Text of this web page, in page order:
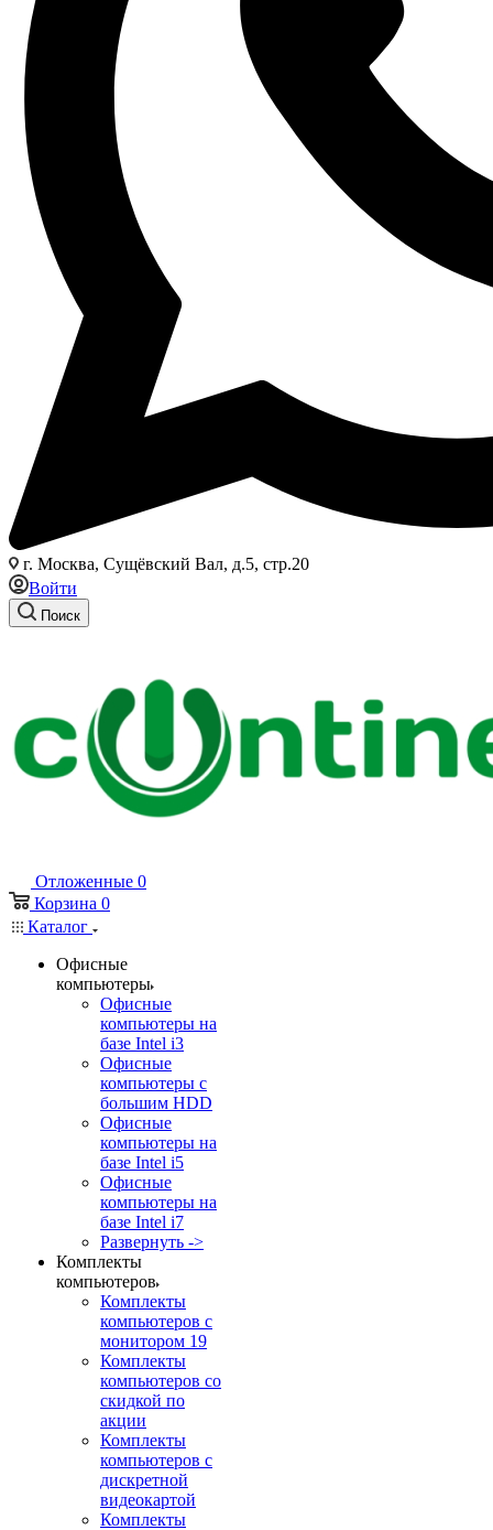
г. Москва, Сущёвский Вал, д.5, стр.20
Войти
Поиск
Отложенные 0
Корзина 0
Каталог
Офисные
компьютеры
Офисные
компьютеры на
базе Intel i3
Офисные
компьютеры с
большим HDD
Офисные
компьютеры на
базе Intel i5
Офисные
компьютеры на
базе Intel i7
Развернуть ->
Комплекты
компьютеров
Комплекты
компьютеров с
монитором 19
Комплекты
компьютеров со
скидкой по
акции
Комплекты
компьютеров с
дискретной
видеокартой
Комплекты